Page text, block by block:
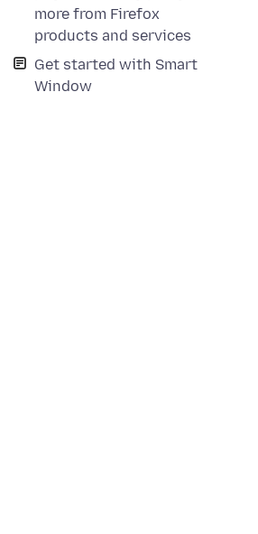
more from Firefox
products and services
Get started with Smart
Window